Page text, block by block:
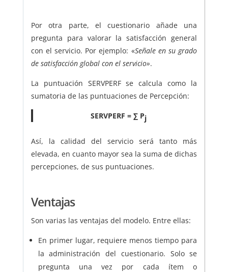
Por otra parte, el cuestionario añade una
pregunta para valorar la satisfacción general
con el servicio. Por ejemplo: «Señale en su grado
de satisfacción global con el servicio».
La puntuación SERVPERF se calcula como la
sumatoria de las puntuaciones de Percepción:
SERVPERF = ∑ Pj
Así, la calidad del servicio será tanto más
elevada, en cuanto mayor sea la suma de dichas
percepciones, de sus puntuaciones.
Ventajas
Son varias las ventajas del modelo. Entre ellas:
En primer lugar, requiere menos tiempo para
la administración del cuestionario. Solo se
pregunta una vez por cada ítem o